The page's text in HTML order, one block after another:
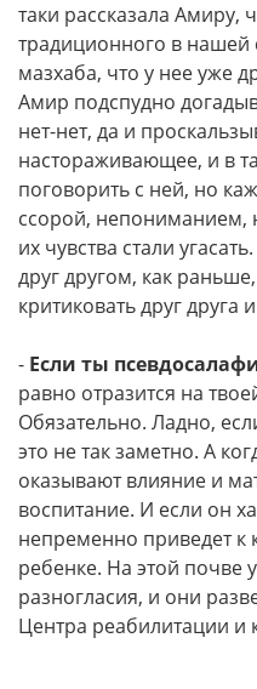
таки рассказала Амиру,
традиционного в нашей
мазхаба, что у нее уже
Амир подспудно
нет-нет, да и
настораживающее, и в
поговорить с ней, но
ссорой, непониманием,
их чувства стали
друг другом, как
критиковать друг друга
- Если ты
равно отразится на
Обязательно. Ладно,
это не так заметно. А
оказывают влияние и
воспитание. И если он
непременно приведет к
ребенке. На этой почве
разногласия, и они
Центра реабилитации и